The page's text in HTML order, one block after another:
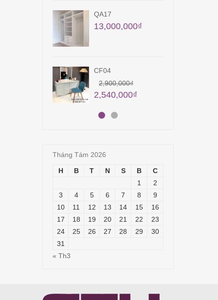
QA17
13,000,000₫
CF04
2,900,000₫
2,540,000₫
Tháng Tám 2026
H B T N S B
C
1
2
3
4 5 6 7 8
9
10
11 12 13 14 15
16
17
18 19 20 21 22
23
24
25 26 27 28 29
30
31
« Th3